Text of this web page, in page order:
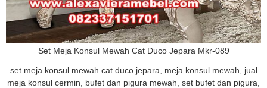
Set Meja Konsul Mewah Cat Duco Jepara Mkr-089
set meja konsul mewah cat duco jepara, meja konsul mewah, jual
meja konsul cermin, bufet dan pigura mewah, set bufet dan pigura,